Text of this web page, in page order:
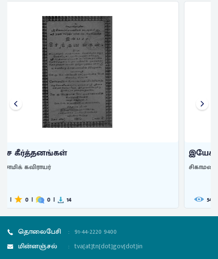
இயேசு பகவான் பேரில் இன்பரசக் க ...
சிகாமணி, ஜா.
544 | 0 |
தொலைபேசி : 91-44-2220 9400
மின்னஞ்சல்
: tva[at]tn[dot]gov[dot]in